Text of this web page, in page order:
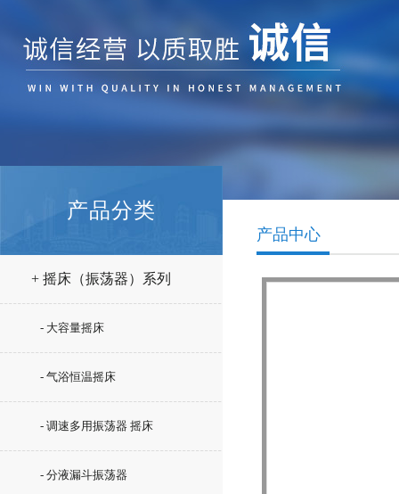
产品分类
+ 摇床（振荡器）系列
- 大容量摇床
- 气浴恒温摇床
- 调速多用振荡器 摇床
- 分液漏斗振荡器
产品中心